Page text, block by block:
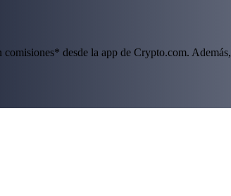
desde la app de Crypto.com.